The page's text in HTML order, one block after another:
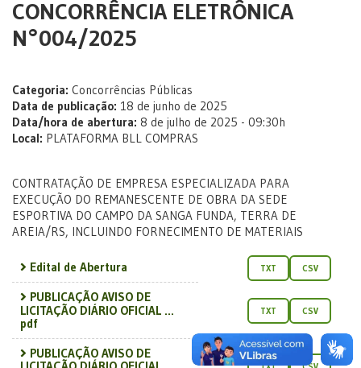
CONCORRÊNCIA ELETRÔNICA
N°004/2025
Categoria: Concorrências Públicas
Data de publicação: 18 de junho de 2025
Data/hora de abertura: 8 de julho de 2025 - 09:30h
Local: PLATAFORMA BLL COMPRAS
CONTRATAÇÃO DE EMPRESA ESPECIALIZADA PARA
EXECUÇÃO DO REMANESCENTE DE OBRA DA SEDE
ESPORTIVA DO CAMPO DA SANGA FUNDA, TERRA DE
AREIA/RS, INCLUINDO FORNECIMENTO DE MATERIAIS
Edital de Abertura TXT CSV
PUBLICAÇÃO AVISO DE
LICITAÇÃO DIÁRIO OFICIAL ...
pdf
TXT CSV
PUBLICAÇÃO AVISO DE